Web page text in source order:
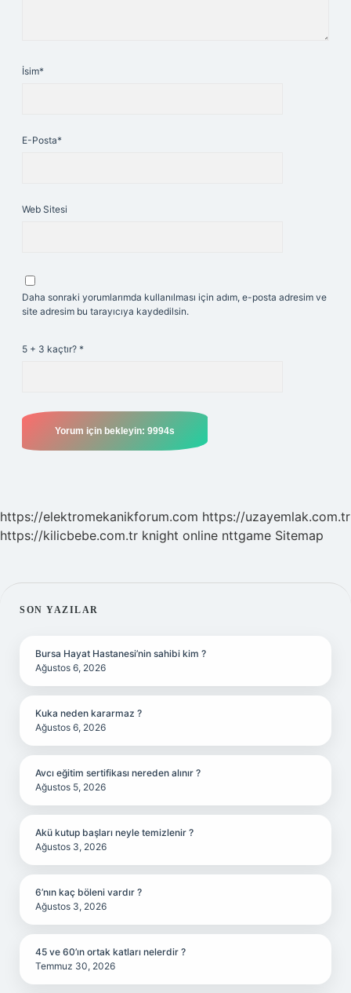
İsim*
E-Posta*
Web Sitesi
Daha sonraki yorumlarımda kullanılması için adım, e-posta adresim ve
site adresim bu tarayıcıya kaydedilsin.
5 + 3 kaçtır? *
https://elektromekanikforum.com https://uzayemlak.com.tr
https://kilicbebe.com.tr knight online nttgame Sitemap
SIDEBAR
SON YAZILAR
Bursa Hayat Hastanesi’nin sahibi kim ?
Ağustos 6, 2026
Kuka neden kararmaz ?
Ağustos 6, 2026
Avcı eğitim sertifikası nereden alınır ?
Ağustos 5, 2026
Akü kutup başları neyle temizlenir ?
Ağustos 3, 2026
6’nın kaç böleni vardır ?
Ağustos 3, 2026
45 ve 60’ın ortak katları nelerdir ?
Temmuz 30, 2026